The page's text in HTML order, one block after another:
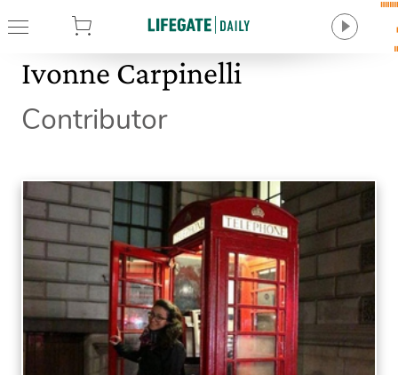
Ivonne Carpinelli
Contributor